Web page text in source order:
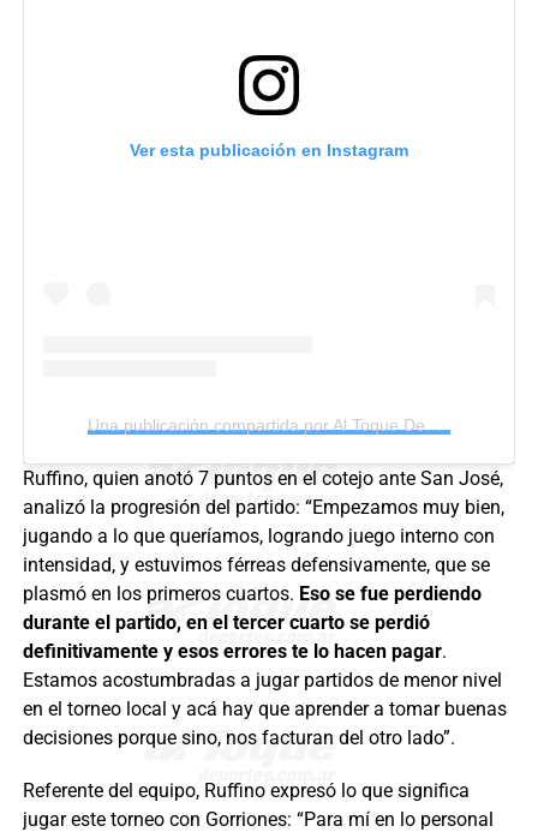
Ver esta publicación en Instagram
Ruffino, quien anotó 7 puntos en el cotejo ante San José,
analizó la progresión del partido: “Empezamos muy bien,
jugando a lo que queríamos, logrando juego interno con
intensidad, y estuvimos férreas defensivamente, que se
plasmó en los primeros cuartos. Eso se fue perdiendo
durante el partido, en el tercer cuarto se perdió
definitivamente y esos errores te lo hacen pagar.
Estamos acostumbradas a jugar partidos de menor nivel
en el torneo local y acá hay que aprender a tomar buenas
decisiones porque sino, nos facturan del otro lado”.
Referente del equipo, Ruffino expresó lo que significa
jugar este torneo con Gorriones: “Para mí en lo personal